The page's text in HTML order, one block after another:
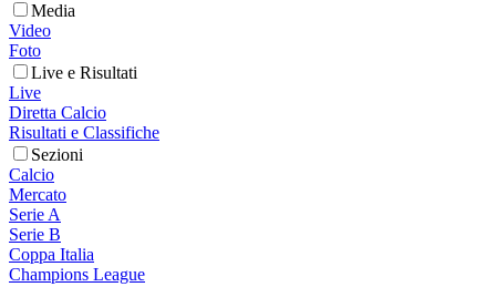
Media
Video
Foto
Live e Risultati
Live
Diretta Calcio
Risultati e Classifiche
Sezioni
Calcio
Mercato
Serie A
Serie B
Coppa Italia
Champions League